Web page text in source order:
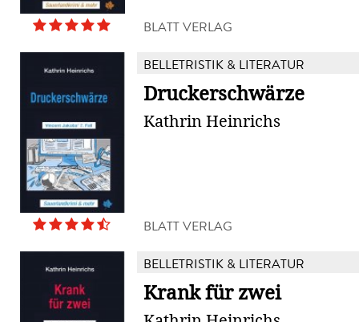
BLATT VERLAG
BELLETRISTIK & LITERATUR
Druckerschwärze
Kathrin Heinrichs
BLATT VERLAG
BELLETRISTIK & LITERATUR
Krank für zwei